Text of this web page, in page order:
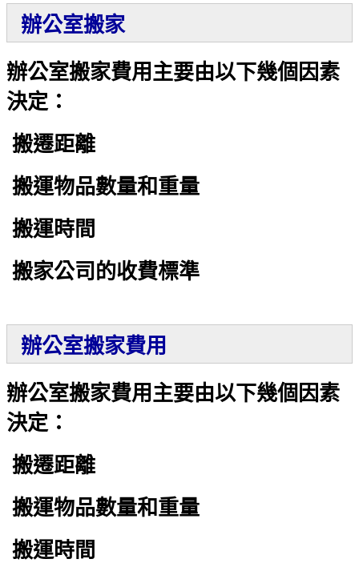
辦公室搬家
辦公室搬家費用主要由以下幾個因素
決定：
搬遷距離
搬運物品數量和重量
搬運時間
搬家公司的收費標準
辦公室搬家費用
辦公室搬家費用主要由以下幾個因素
決定：
搬遷距離
搬運物品數量和重量
搬運時間